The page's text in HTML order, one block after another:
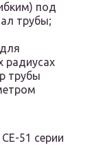
под
трубы;
радиусах
трубы
51 серии